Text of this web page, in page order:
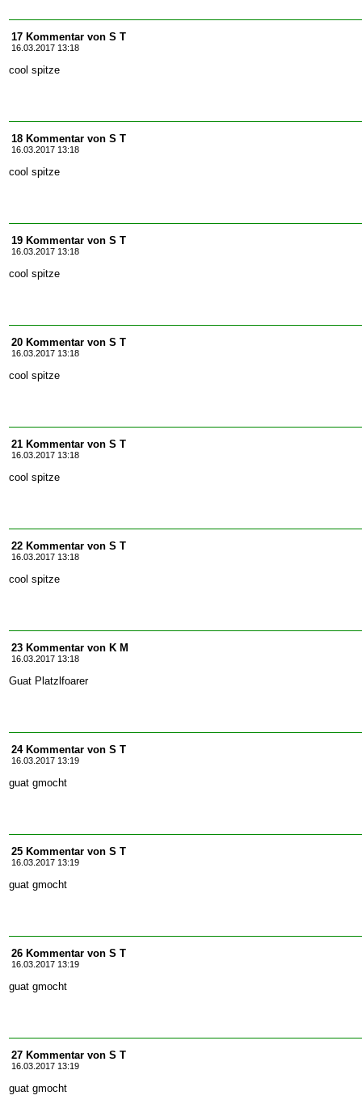
17 Kommentar von S T
16.03.2017 13:18
cool spitze
18 Kommentar von S T
16.03.2017 13:18
cool spitze
19 Kommentar von S T
16.03.2017 13:18
cool spitze
20 Kommentar von S T
16.03.2017 13:18
cool spitze
21 Kommentar von S T
16.03.2017 13:18
cool spitze
22 Kommentar von S T
16.03.2017 13:18
cool spitze
23 Kommentar von K M
16.03.2017 13:18
Guat Platzlfoarer
24 Kommentar von S T
16.03.2017 13:19
guat gmocht
25 Kommentar von S T
16.03.2017 13:19
guat gmocht
26 Kommentar von S T
16.03.2017 13:19
guat gmocht
27 Kommentar von S T
16.03.2017 13:19
guat gmocht